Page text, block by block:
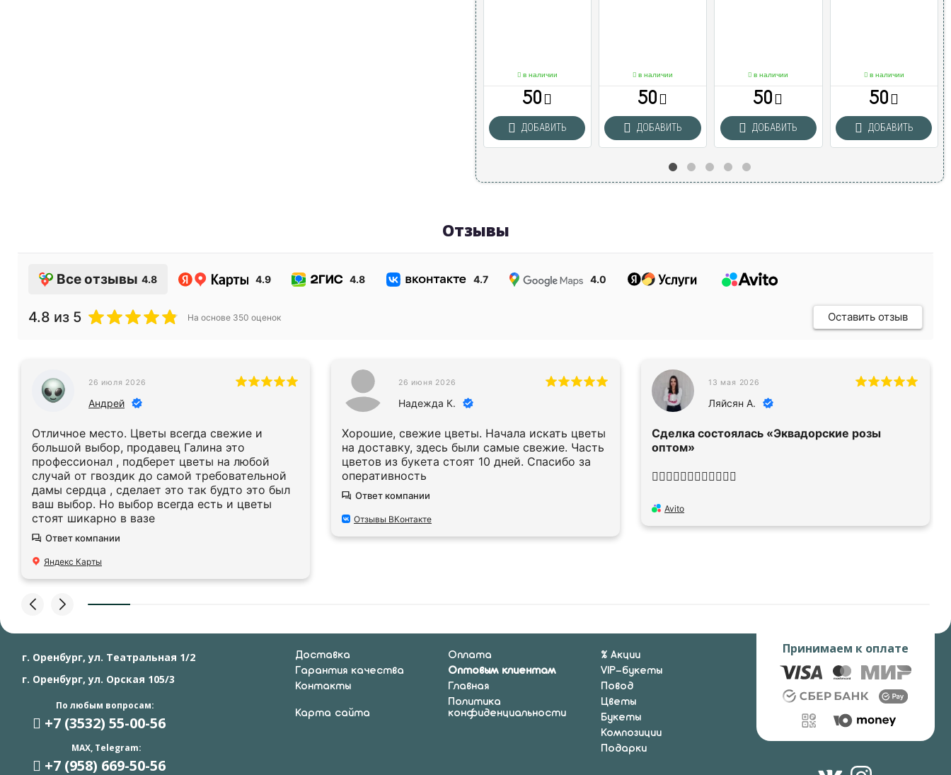
в наличии
50
ДОБАВИТЬ
в наличии
50
ДОБАВИТЬ
в наличии
50
ДОБАВИТЬ
в наличии
50
ДОБАВИТЬ
Отзывы
Все отзывы 4.8 4.9 4.8 4.7 4.0
4.8 из 5 На основе 350 оценок Оставить отзыв
26 июля 2026
Андрей
Отличное место. Цветы всегда свежие и
большой выбор, продавец Галина это
профессионал , подберет цветы на любой
случай от гвоздик до самой требовательной
дамы сердца , сделает это так будто это был
ваш выбор. Но выбор всегда есть и цветы
стоят шикарно в вазе
Ответ компании
Яндекс Карты
26 июня 2026
Надежда К.
Хорошие, свежие цветы. Начала искать цветы
на доставку, здесь были самые свежие. Часть
цветов из букета стоят 10 дней. Спасибо за
оперативность
Ответ компании
Отзывы ВКонтакте
13 мая 2026
Ляйсян А.
Сделка состоялась «Эквадорские розы
оптом»
👍🏻👍🏻👍🏻👍🏻👍🏻👍🏻
Avito
г. Оренбург, ул. Театральная 1/2
г. Оренбург, ул. Орская 105/3
По любым вопросам:
+7 (3532) 55-00-56
MAX, Telegram:
+7 (958) 669-50-56
Доставка
Оплата
Гарантия качества
Оптовым клиентам
Контакты
Главная
Карта сайта
Политика
конфиденциальности
% Акции
VIP-букеты
Повод
Цветы
Букеты
Композиции
Подарки
Принимаем к оплате